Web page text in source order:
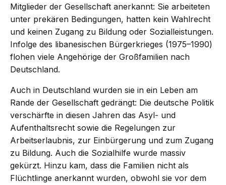
Mitglieder der Gesellschaft anerkannt: Sie arbeiteten
unter prekären Bedingungen, hatten kein Wahlrecht
und keinen Zugang zu Bildung oder Sozialleistungen.
Infolge des libanesischen Bürgerkrieges (1975–1990)
flohen viele Angehörige der Großfamilien nach
Deutschland.
Auch in Deutschland wurden sie in ein Leben am
Rande der Gesellschaft gedrängt: Die deutsche Politik
verschärfte in diesen Jahren das Asyl- und
Aufenthaltsrecht sowie die Regelungen zur
Arbeitserlaubnis, zur Einbürgerung und zum Zugang
zu Bildung. Auch die Sozialhilfe wurde massiv
gekürzt. Hinzu kam, dass die Familien nicht als
Flüchtlinge anerkannt wurden, obwohl sie vor dem